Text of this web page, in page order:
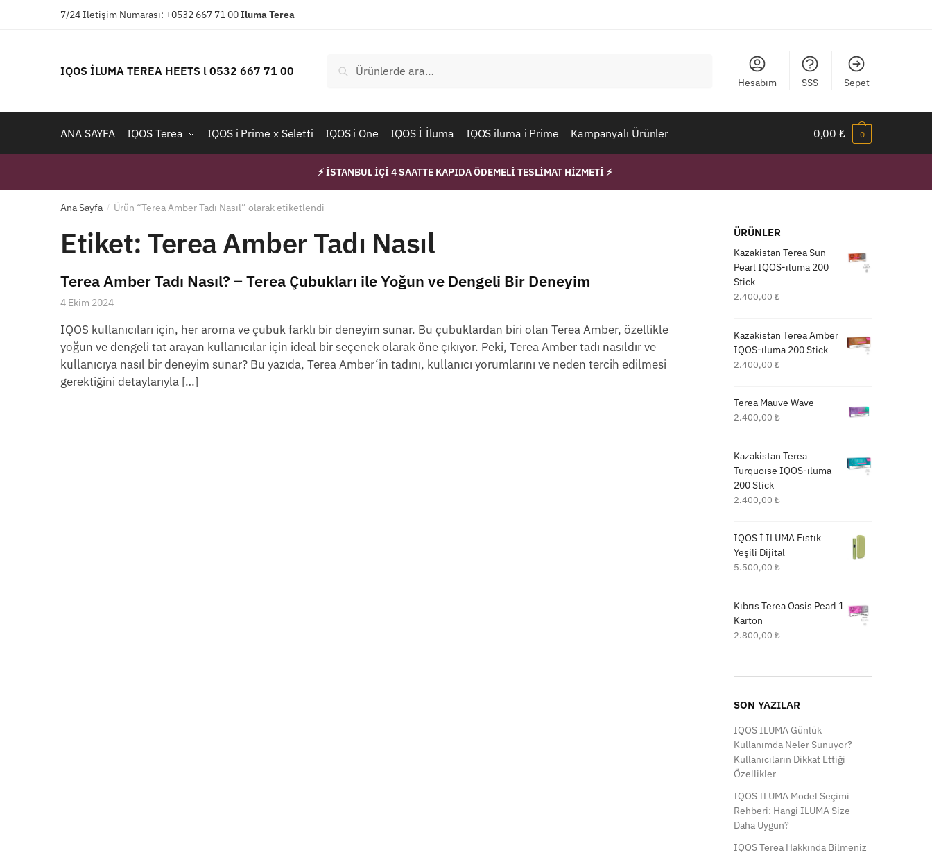
7/24 İletişim Numarası: +0532 667 71 00IlumaTerea
IQOS İLUMA TEREA HEETS l 0532 667 71 00 Ara
Hesabım SSS Sepet
ANA SAYFA IQOS Terea IQOS i Prime x Seletti IQOS i One IQOS İ İluma IQOS iluma i Prime Kampanyalı Ürünler 0,00₺ 0
⚡ İSTANBUL İÇİ 4 SAATTE KAPIDA ÖDEMELİ TESLİMAT HİZMETİ ⚡
Ana Sayfa / Ürün “Terea Amber Tadı Nasıl” olarak etiketlendi
Etiket: Terea Amber Tadı Nasıl
Terea Amber Tadı Nasıl? – Terea Çubukları ile Yoğun ve Dengeli Bir Deneyim
4 Ekim 2024
IQOS kullanıcıları için, her aroma ve çubuk farklı bir deneyim sunar. Bu çubuklardan biri olan Terea Amber, özellikle
yoğun ve dengeli tat arayan kullanıcılar için ideal bir seçenek olarak öne çıkıyor. Peki, Terea Amber tadı nasıldır ve
kullanıcıya nasıl bir deneyim sunar? Bu yazıda, Terea Amber‘in tadını, kullanıcı yorumlarını ve neden tercih edilmesi
gerektiğini detaylarıyla […]
ÜRÜNLER
Kazakistan Terea Sun
Pearl IQOS-ıluma 200
Stick
2.400,00₺
Kazakistan Terea Amber
IQOS-ıluma 200 Stick
2.400,00₺
Terea Mauve Wave
2.400,00₺
Kazakistan Terea
Turquoıse IQOS-ıluma
200 Stick
2.400,00₺
IQOS İ ILUMA Fıstık
Yeşili Dijital
5.500,00₺
Kıbrıs Terea Oasis Pearl 1
Karton
2.800,00₺
SON YAZILAR
IQOS ILUMA Günlük
Kullanımda Neler Sunuyor?
Kullanıcıların Dikkat Ettiği
Özellikler
IQOS ILUMA Model Seçimi
Rehberi: Hangi ILUMA Size
Daha Uygun?
IQOS Terea Hakkında Bilmeniz